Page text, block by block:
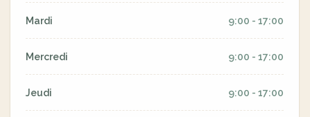
Mardi 9:00 - 17:00
Mercredi 9:00 - 17:00
Jeudi 9:00 - 17:00